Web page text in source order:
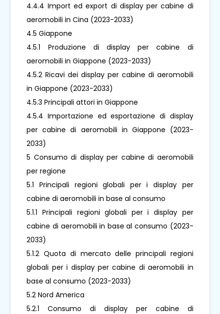
4.4.4 Import ed export di display per cabine di
aeromobili in Cina (2023-2033)
4.5 Giappone
4.5.1 Produzione di display per cabine di
aeromobili in Giappone (2023-2033)
4.5.2 Ricavi dei display per cabine di aeromobili
in Giappone (2023-2033)
4.5.3 Principali attori in Giappone
4.5.4 Importazione ed esportazione di display
per cabine di aeromobili in Giappone (2023-
2033)
5 Consumo di display per cabine di aeromobili
per regione
5.1 Principali regioni globali per i display per
cabine di aeromobili in base al consumo
5.1.1 Principali regioni globali per i display per
cabine di aeromobili in base al consumo (2023-
2033)
5.1.2 Quota di mercato delle principali regioni
globali per i display per cabine di aeromobili in
base al consumo (2023-2033)
5.2 Nord America
5.2.1 Consumo di display per cabine di